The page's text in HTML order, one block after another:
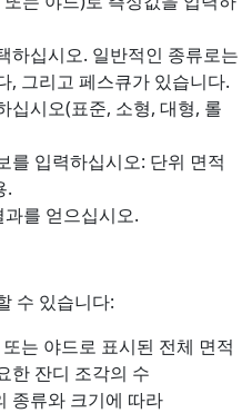
하십시오. 일반적인 종류로는
, 그리고 페스큐가 있습니다.
십시오(표준, 소형, 대형, 롤
를 입력하십시오: 단위 면적
.
를 얻으십시오.
수 있습니다:
는 야드로 표시된 전체 면적
한 잔디 조각의 수
종류와 크기에 따라